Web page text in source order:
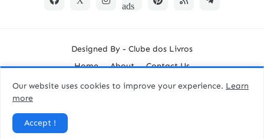
Designed By - Clube dos Livros
Home
About Contact Us
Our website uses cookies to improve your experience. Learn
more
Accept !